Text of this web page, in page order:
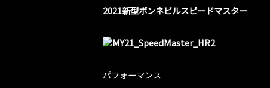
2021新型ボンネビルスピードマスター
パフォーマンス